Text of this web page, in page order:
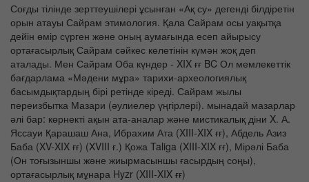
Соғды тілінде зерттеушілері ұсынған «Ақ су» дегенді білдіретін
орын атауы Сайрам этимология. Қала Сайрам осы уақытқа
дейін өмір сүрген және оның аумағында есеп айырысу
ортағасырлық Сайрам сәйкес келетінін күмән жоқ деп
аталады. Мен Сайрам Оба күндер - XIX ғғ BC Ол мемлекеттік
бағдарлама «Мәдени мұра» тарихи-археологиялық
басымдықтардың бірі ретінде кіреді. Сайрам жылы
переизбытка Мазари (әулиелер үңгірлері). мынадай мазарлар
әлі бар: көрнекті ақын ата-аналар және мистикалық діни X. А.
Яссауи Қарашаш Ана, Ибрахим Ата (XIII-XIX ғғ), Абдель Азиз
Баба (XV-XIX ғғ) (XVIII ғ.) Қожа Taliga (XIII-XIX ғғ), Мірәлі Баба
(Он тоғызыншы және жиырмасыншы ғасырдың соңы),
ортағасырлық мұнара Hyzr (XIII-XIX ғғ)